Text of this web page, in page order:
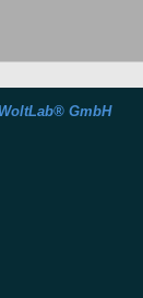
WoltLab® GmbH